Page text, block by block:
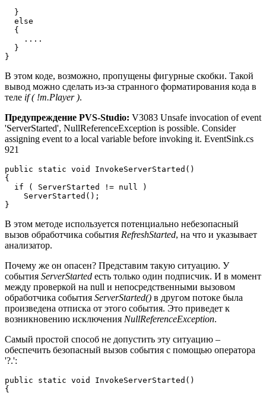
  }
  else
  {
    ....
  }
}
В этом коде, возможно, пропущены фигурные скобки. Такой
вывод можно сделать из-за странного форматирования кода в
теле if ( !m.Player ).
Предупреждение PVS-Studio: V3083 Unsafe invocation of event
'ServerStarted', NullReferenceException is possible. Consider
assigning event to a local variable before invoking it. EventSink.cs
921
public static void InvokeServerStarted()
{
  if ( ServerStarted != null )
    ServerStarted();
}
В этом методе используется потенциально небезопасный
вызов обработчика события RefreshStarted, на что и указывает
анализатор.
Почему же он опасен? Представим такую ситуацию. У
события ServerStarted есть только один подписчик. И в момент
между проверкой на null и непосредственными вызовом
обработчика события ServerStarted() в другом потоке была
произведена отписка от этого события. Это приведет к
возникновению исключения NullReferenceException.
Самый простой способ не допустить эту ситуацию –
обеспечить безопасный вызов события с помощью оператора
'?.':
public static void InvokeServerStarted()
{